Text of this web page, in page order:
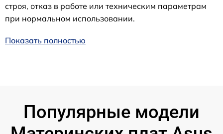
строя, отказ в работе или техническим параметрам
при нормальном использовании.
Показать полностью
Популярные модели